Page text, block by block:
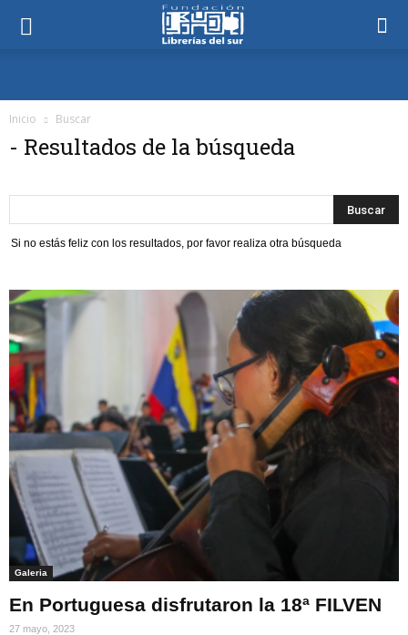
Inicio Buscar
- Resultados de la búsqueda
Si no estás feliz con los resultados, por favor realiza otra búsqueda
Galeria
En Portuguesa disfrutaron la 18ª FILVEN
27 mayo, 2023